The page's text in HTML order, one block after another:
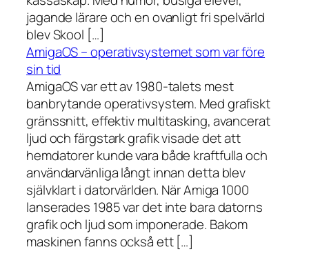
jagande lärare och en ovanligt fri spelvärld
blev Skool […]
AmigaOS – operativsystemet som var före
sin tid
AmigaOS var ett av 1980-talets mest
banbrytande operativsystem. Med grafiskt
gränssnitt, effektiv multitasking, avancerat
ljud och färgstark grafik visade det att
hemdatorer kunde vara både kraftfulla och
användarvänliga långt innan detta blev
självklart i datorvärlden. När Amiga 1000
lanserades 1985 var det inte bara datorns
grafik och ljud som imponerade. Bakom
maskinen fanns också ett […]